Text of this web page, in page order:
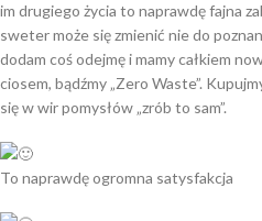
im drugiego życia to naprawdę fajna
sweter może się zmienić nie do
dodam coś odejmę i mamy całkiem
ciosem, bądźmy „Zero Waste”.
się w wir pomysłów „zrób to sam”.
To naprawdę ogromna satysfakcja